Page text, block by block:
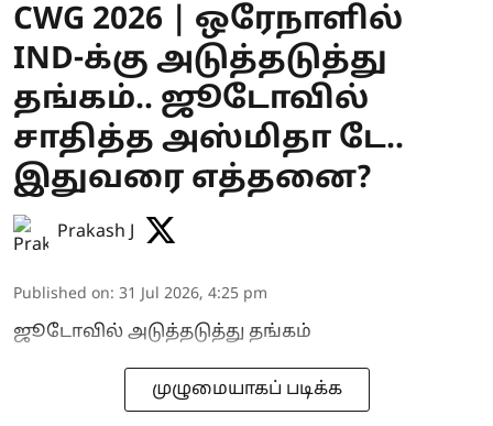
CWG 2026 | ஒரேநாளில்
IND-க்கு அடுத்தடுத்து
தங்கம்.. ஜூடோவில்
சாதித்த அஸ்மிதா டே..
இதுவரை எத்தனை?
Prakash J
Published on: 31 Jul 2026, 4:25 pm
ஜூடோவில் அடுத்தடுத்து தங்கம்
முழுமையாகப் படிக்க